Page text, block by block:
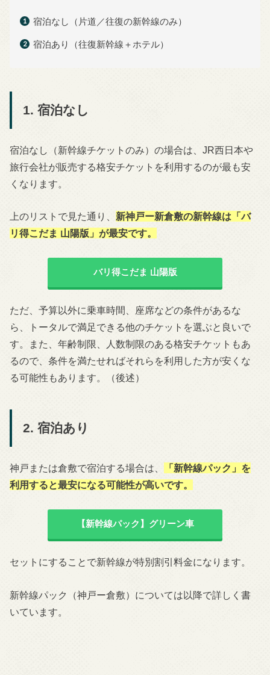
宿泊なし（片道／往復の新幹線のみ）
宿泊あり（往復新幹線＋ホテル）
1. 宿泊なし
宿泊なし（新幹線チケットのみ）の場合は、JR西日本や
旅行会社が販売する格安チケットを利用するのが最も安
くなります。
上のリストで見た通り、 新神戸ー新倉敷の新幹線は「バ
リ得こだま 山陽版」が最安です。
バリ得こだま 山陽版
ただ、予算以外に乗車時間、座席などの条件があるな
ら、トータルで満足できる他のチケットを選ぶと良いで
す。また、年齢制限、人数制限のある格安チケットもあ
るので、条件を満たせればそれらを利用した方が安くな
る可能性もあります。（後述）
2. 宿泊あり
神戸または倉敷で宿泊する場合は、
「新幹線パック」を
利用すると最安になる可能性が高いです。
【新幹線パック】グリーン車
セットにすることで新幹線が特別割引料金になります。
新幹線パック（神戸ー倉敷）については以降で詳しく書
いています。